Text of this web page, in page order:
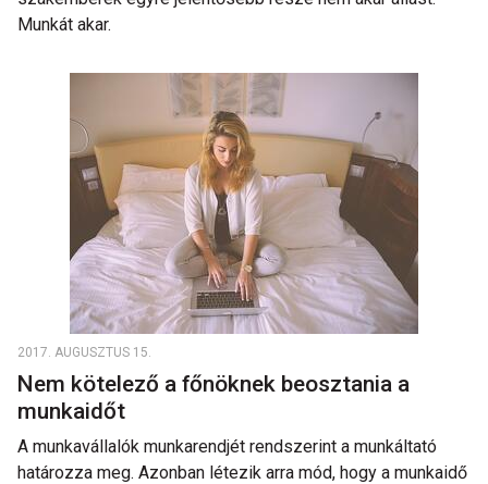
Munkát akar.
2017. AUGUSZTUS 15.
Nem kötelező a főnöknek beosztania a
munkaidőt
A munkavállalók munkarendjét rendszerint a munkáltató
határozza meg. Azonban létezik arra mód, hogy a munkaidő